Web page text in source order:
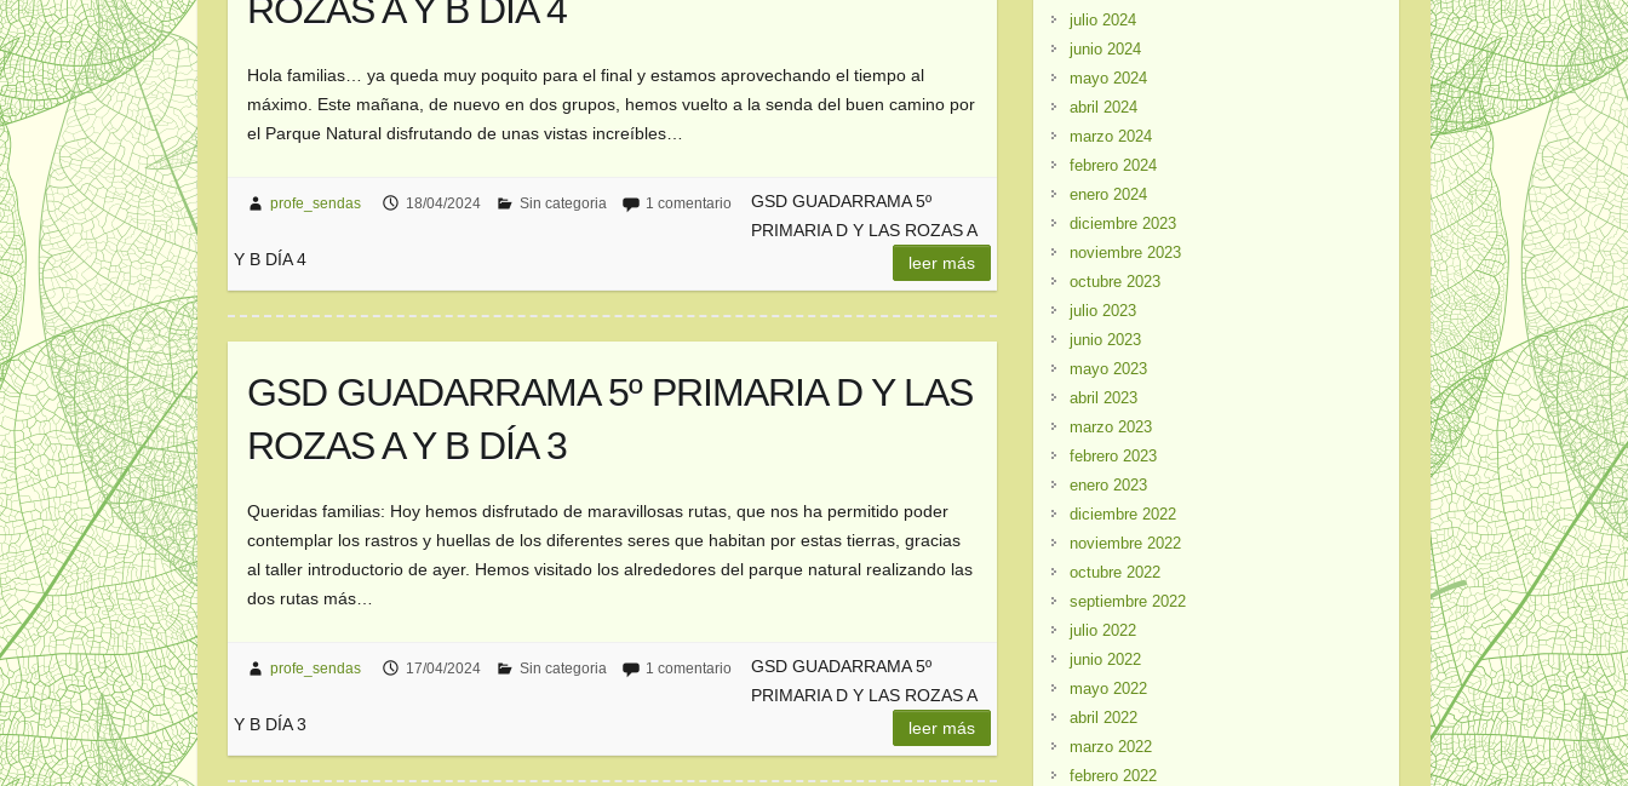
ROZAS A Y B DÍA 4
Hola familias… ya queda muy poquito para el final y estamos aprovechando el tiempo al
máximo. Este mañana, de nuevo en dos grupos, hemos vuelto a la senda del buen camino por
el Parque Natural disfrutando de unas vistas increíbles…
profe_sendas 18/04/2024 Sin categoria 1 comentario
GSD GUADARRAMA 5º
PRIMARIA D Y LAS ROZAS A
Y B DÍA 4
leer más
GSD GUADARRAMA 5º PRIMARIA D Y LAS
ROZAS A Y B DÍA 3
Queridas familias: Hoy hemos disfrutado de maravillosas rutas, que nos ha permitido poder
contemplar los rastros y huellas de los diferentes seres que habitan por estas tierras, gracias
al taller introductorio de ayer. Hemos visitado los alrededores del parque natural realizando las
dos rutas más…
profe_sendas 17/04/2024 Sin categoria 1 comentario
GSD GUADARRAMA 5º
PRIMARIA D Y LAS ROZAS A
Y B DÍA 3
leer más
julio 2024
junio 2024
mayo 2024
abril 2024
marzo 2024
febrero 2024
enero 2024
diciembre 2023
noviembre 2023
octubre 2023
julio 2023
junio 2023
mayo 2023
abril 2023
marzo 2023
febrero 2023
enero 2023
diciembre 2022
noviembre 2022
octubre 2022
septiembre 2022
julio 2022
junio 2022
mayo 2022
abril 2022
marzo 2022
febrero 2022